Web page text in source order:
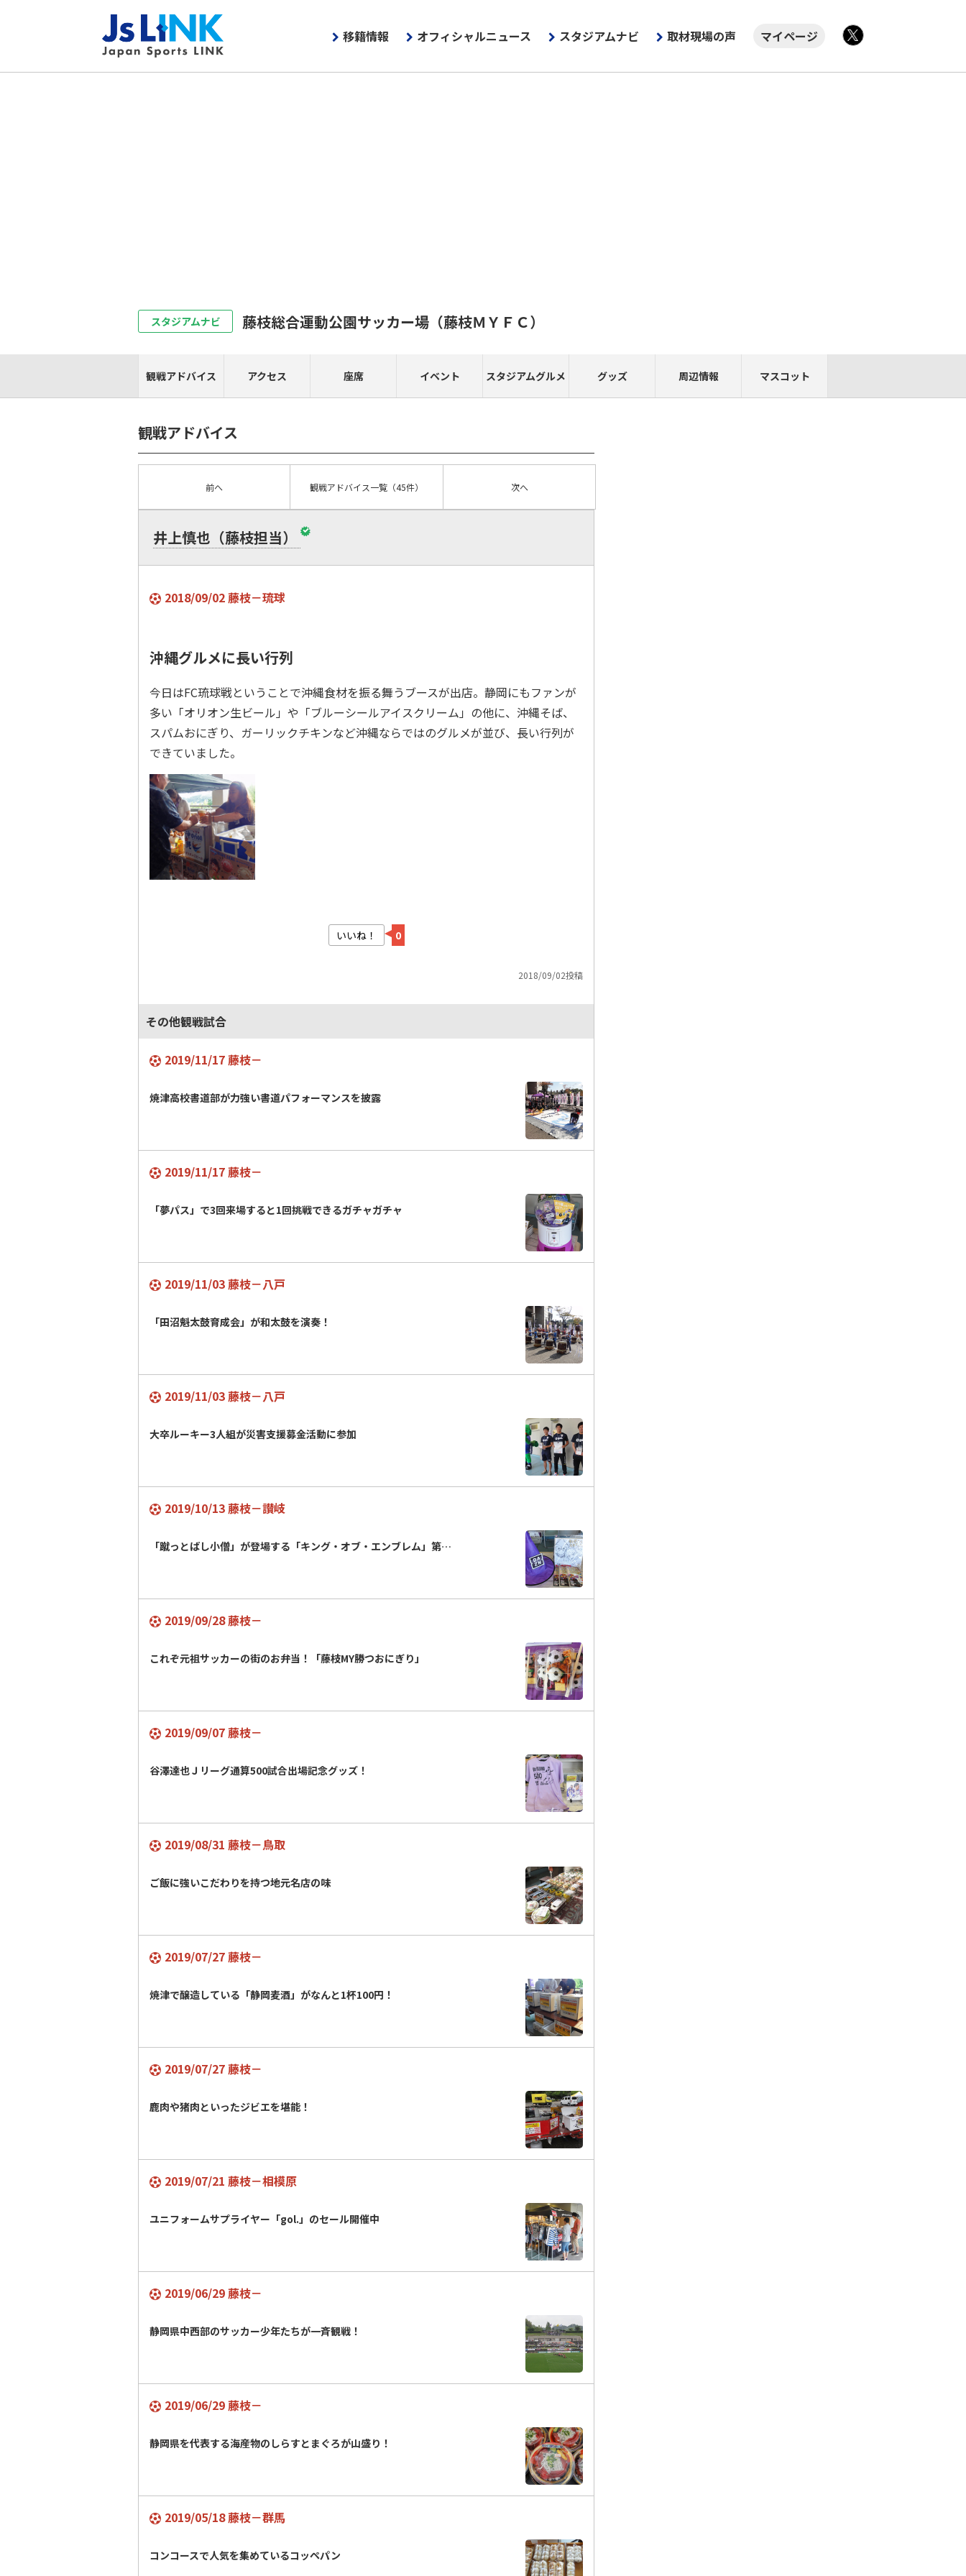
移籍情報 オフィシャルニュース スタジアムナビ 取材現場の声
マイページ
スタジアムナビ 藤枝総合運動公園サッカー場 （藤枝ＭＹＦＣ）
観戦アドバイス アクセス 座席 イベント スタジアムグルメ グッズ 周辺情報 マスコット
観戦アドバイス
前へ 観戦アドバイス一覧 （45件） 次へ
井上慎也（藤枝担当）
2018/09/02 藤枝－琉球
沖縄グルメに長い行列
今日はFC琉球戦ということで沖縄食材を振る舞うブースが出店。静岡にもファンが
多い「オリオン生ビール」や「ブルーシールアイスクリーム」の他に、沖縄そば、
スパムおにぎり、ガーリックチキンなど沖縄ならではのグルメが並び、長い行列が
できていました。
いいね！ 0
2018/09/02投稿
その他観戦試合
2019/11/17 藤枝－
焼津高校書道部が力強い書道パフォーマンスを披露
2019/11/17 藤枝－
「夢パス」で3回来場すると1回挑戦できるガチャガチャ
2019/11/03 藤枝－八戸
「田沼魁太鼓育成会」が和太鼓を演奏！
2019/11/03 藤枝－八戸
大卒ルーキー3人組が災害支援募金活動に参加
2019/10/13 藤枝－讃岐
「蹴っとばし小僧」が登場する「キング・オブ・エンブレム」第…
2019/09/28 藤枝－
これぞ元祖サッカーの街のお弁当！「藤枝MY勝つおにぎり」
2019/09/07 藤枝－
谷澤達也Ｊリーグ通算500試合出場記念グッズ！
2019/08/31 藤枝－鳥取
ご飯に強いこだわりを持つ地元名店の味
2019/07/27 藤枝－
焼津で醸造している「静岡麦酒」がなんと1杯100円！
2019/07/27 藤枝－
鹿肉や猪肉といったジビエを堪能！
2019/07/21 藤枝－相模原
ユニフォームサプライヤー「gol.」のセール開催中
2019/06/29 藤枝－
静岡県中西部のサッカー少年たちが一斉観戦！
2019/06/29 藤枝－
静岡県を代表する海産物のしらすとまぐろが山盛り！
2019/05/18 藤枝－群馬
コンコースで人気を集めているコッペパン